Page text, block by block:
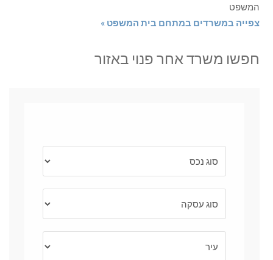
המשפט
צפייה במשרדים במתחם בית המשפט »
חפשו משרד אחר פנוי באזור